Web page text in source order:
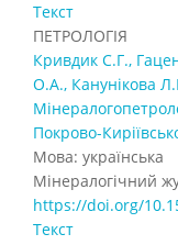
Текст
ПЕТРОЛОГІЯ
Кривдик С.Г.,
О.А., Канунікова
Покрово-
Мова: українська
Мінералогічний
https://doi.org/
Текст